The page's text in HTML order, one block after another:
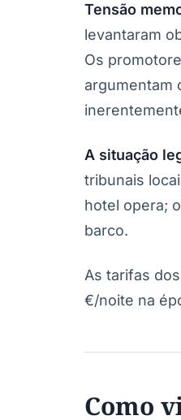
Tensão
levantaram
Os
argumentam
A situação
tribunais
hotel opera;
barco.
As tarifas
€/noite na
Como